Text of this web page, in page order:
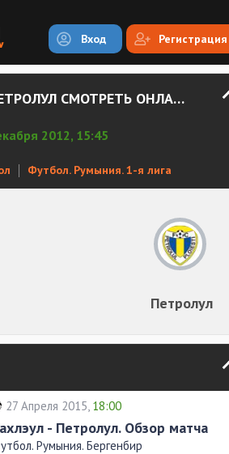
Вход Регистрация
ЧАХЛЭУЛ - ПЕТРОЛУЛ СМОТРЕТЬ ОНЛАЙН
2012, 15:45
Футбол. Румыния. 1-я лига
Петролул
27 Апреля 2015, 18:00
- Петролул. Обзор матча
Румыния. Бергенбир